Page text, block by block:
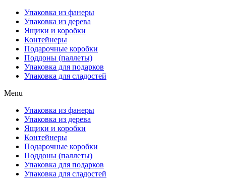
Упаковка из фанеры
Упаковка из дерева
Ящики и коробки
Контейнеры
Подарочные коробки
Поддоны (паллеты)
Упаковка для подарков
Упаковка для сладостей
Menu
Упаковка из фанеры
Упаковка из дерева
Ящики и коробки
Контейнеры
Подарочные коробки
Поддоны (паллеты)
Упаковка для подарков
Упаковка для сладостей